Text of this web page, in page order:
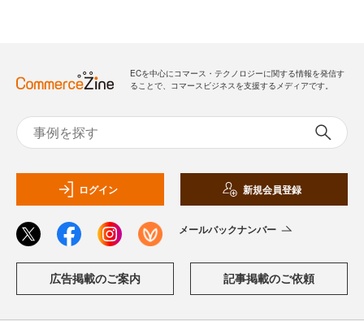
ECを中心にコマース・テクノロジーに関する情報を発信す
ることで、コマースビジネスを支援するメディアです。
ログイン 新規会員登録
メールバックナンバー
広告掲載のご案内 記事掲載のご依頼